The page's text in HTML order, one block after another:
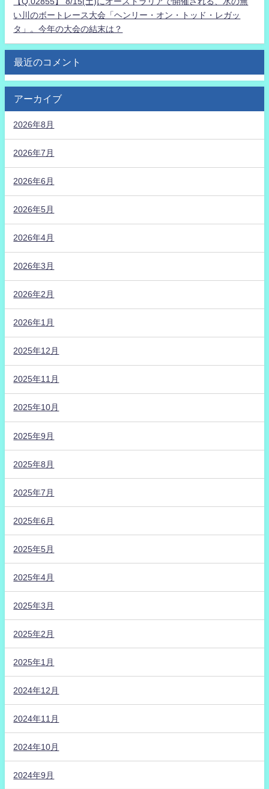
い川のボートレース大会「ヘンリー・オン・トッド・レガッ
タ」。今年の大会の結末は？
最近のコメント
アーカイブ
2026年8月
2026年7月
2026年6月
2026年5月
2026年4月
2026年3月
2026年2月
2026年1月
2025年12月
2025年11月
2025年10月
2025年9月
2025年8月
2025年7月
2025年6月
2025年5月
2025年4月
2025年3月
2025年2月
2025年1月
2024年12月
2024年11月
2024年10月
2024年9月